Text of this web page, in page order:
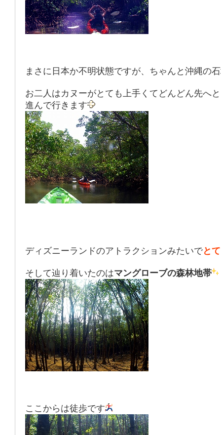
まさに日本か不明状態ですが、ちゃんと沖縄の
お二人はカヌーがとても上手くてどんどん先へと
進んで行きます
ディズニーランドのアトラクションみたいでと
そして辿り着いたのはマングローブの森林地帯
ここからは徒歩です